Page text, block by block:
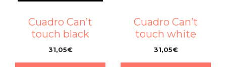
Cuadro Can’t
touch black
31,05€
Cuadro Can’t
touch white
31,05€